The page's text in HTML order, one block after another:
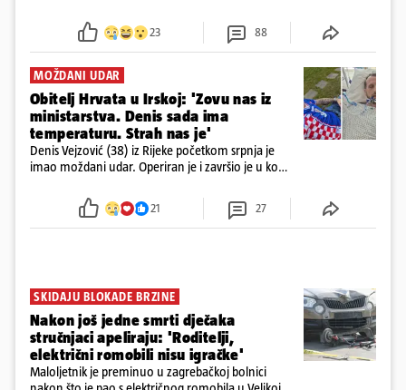
23 88
MOŽDANI UDAR
Obitelj Hrvata u Irskoj: 'Zovu nas iz
ministarstva. Denis sada ima
temperaturu. Strah nas je'
Denis Vejzović (38) iz Rijeke početkom srpnja je
imao moždani udar. Operiran je i završio je u komi.
tamošnji liječnici ne vjeruju u oporavak: 'Imamo
21 27
SKIDAJU BLOKADE BRZINE
Nakon još jedne smrti dječaka
stručnjaci apeliraju: 'Roditelji,
električni romobili nisu igračke'
Maloljetnik je preminuo u zagrebačkoj bolnici